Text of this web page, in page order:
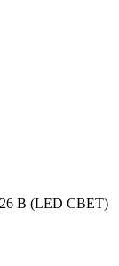
26 В (LED СВЕТ)